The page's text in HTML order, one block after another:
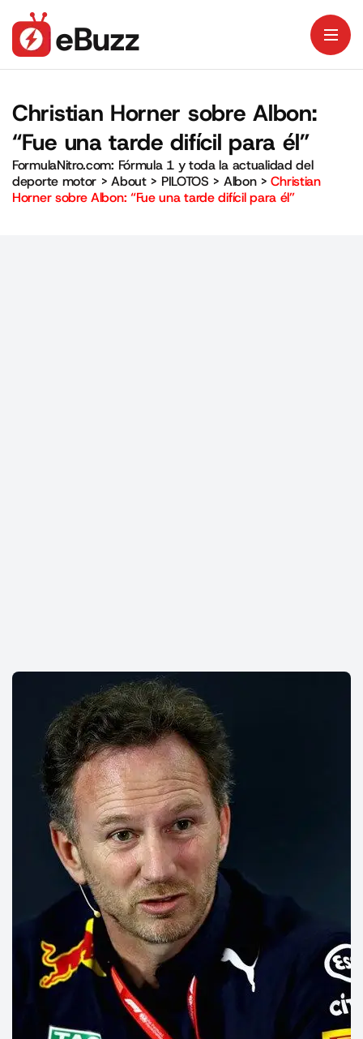
Christian Horner sobre Albon:
“Fue una tarde difícil para él”
FormulaNitro.com: Fórmula 1 y toda la actualidad del
deporte motor >About> PILOTOS > Albon>Christian
Horner sobre Albon: “Fue una tarde difícil para él”